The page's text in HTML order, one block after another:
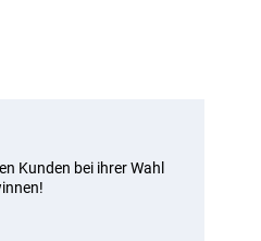
Kunden bei ihrer Wahl